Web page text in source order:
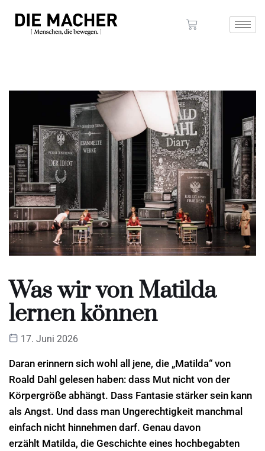
Was wir von Matilda
lernen können
17. Juni 2026
Daran erinnern sich wohl all jene, die „Matilda“ von
Roald Dahl gelesen haben: dass Mut nicht von der
Körpergröße abhängt. Dass Fantasie stärker sein kann
als Angst. Und dass man Ungerechtigkeit manchmal
einfach nicht hinnehmen darf. Genau davon
erzählt Matilda, die Geschichte eines hochbegabten